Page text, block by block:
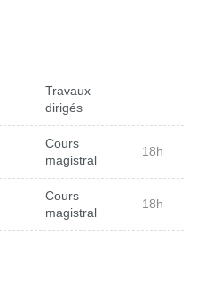
Travaux
dirigés
Cours
magistral
18h
Cours
magistral
18h